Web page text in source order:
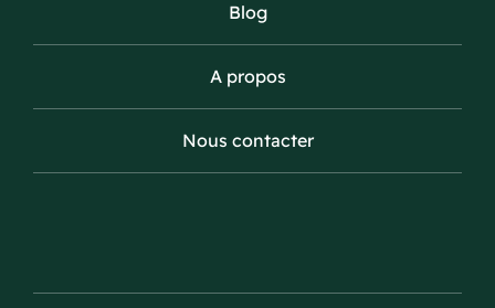
Blog
A propos
Nous contacter